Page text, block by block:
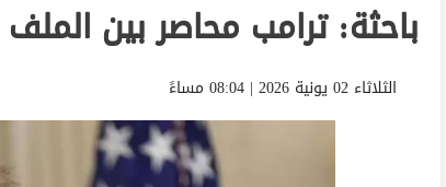
باحثة: ترامب محاصر بين
الثلاثاء 02 يونية 2026 | 08:04 مساءً